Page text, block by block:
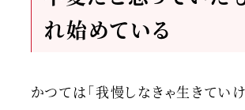
れ始めている
かつては「我慢しなきゃ生きてい